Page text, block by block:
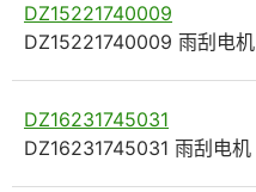
DZ15221740009
DZ15221740009 雨刮电机
DZ16231745031
DZ16231745031 雨刮电机